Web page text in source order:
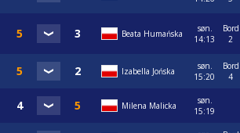
Beata Humańska
søn.
14:13
Bord
2
Izabella Jońska
søn.
15:20
Bord
4
Milena Malicka
søn.
15:19